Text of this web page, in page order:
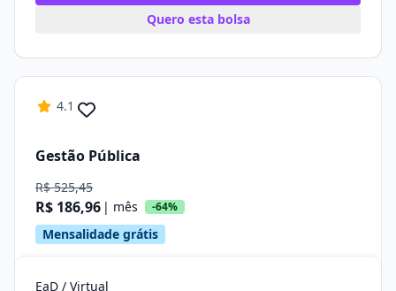
Quero esta bolsa
4.1
Gestão Pública
R$ 525,45
R$ 186,96 | mês -64%
Mensalidade grátis
EaD / Virtual